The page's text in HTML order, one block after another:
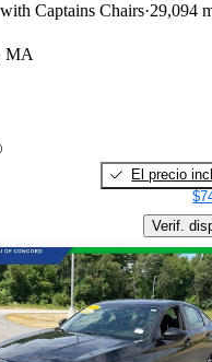
Captains Chairs 29,094
MA
El precio
Verif.